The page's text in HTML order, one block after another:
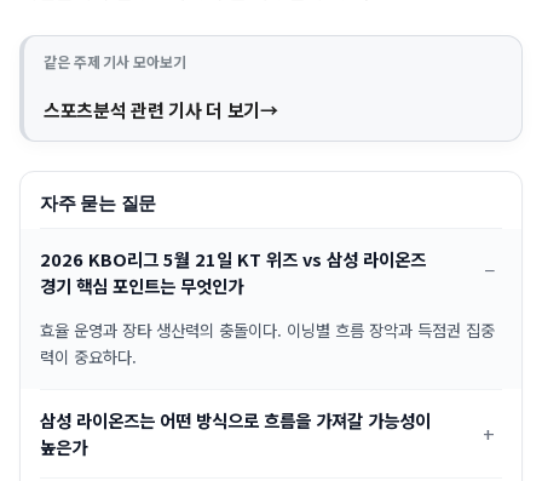
같은 주제 기사 모아보기
스포츠분석 관련 기사 더 보기
자주 묻는 질문
2026 KBO리그 5월 21일 KT 위즈 vs 삼성 라이온즈
경기 핵심 포인트는 무엇인가
효율 운영과 장타 생산력의 충돌이다. 이닝별 흐름 장악과 득점권 집중
력이 중요하다.
삼성 라이온즈는 어떤 방식으로 흐름을 가져갈 가능성이
높은가